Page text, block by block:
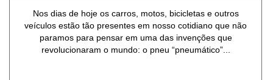
Nos dias de hoje os carros, motos, bicicletas e outros
veículos estão tão presentes em nosso cotidiano que não
paramos para pensar em uma das invenções que
revolucionaram o mundo: o pneu “pneumático”...